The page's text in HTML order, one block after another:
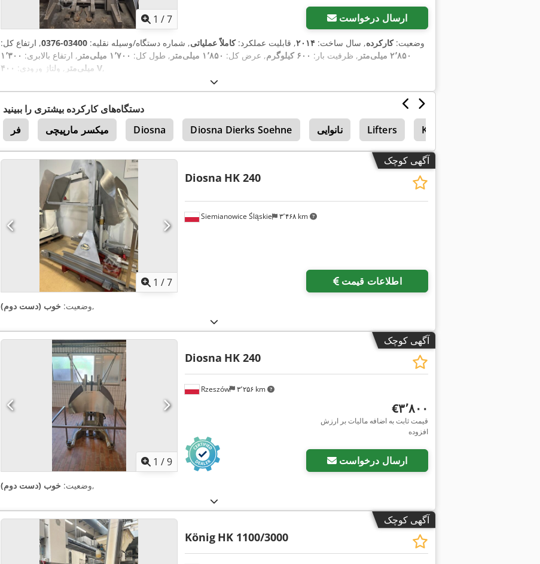
1 /7 ارسال درخواست
وضعیت:کارکرده, سال ساخت: ۲۰۱۴, قابلیت عملکرد:کاملاً عملیاتی, شماره دستگاه/وسیله نقلیه: 03400-0376
, ارتفاع کل:
۲٬۸۵۰ میلی‌متر
, ظرفیت بار: ۶۰۰ کیلوگرم , عرض کل: ۱٬۸۵۰ میلی‌متر , طول کل: ۱٬۷۰۰ میلی‌متر , ارتفاع بالابری: ۱٬۳۰۰
میلی‌متر , ولتاژ ورودی: ۴۰۰ V,
دستگاه‌های کارکرده بیشتری را ببینید
فر
میکسر مارپیچی Diosna Diosna Dierks Soehne نانوایی Lifters Kemper Champion 375
آگهی کوچک
1 /7
Siemianowice Śląskie ۳٬۴۶۸ km
Diosna HK 240
اطلاعات قیمت
وضعیت: خوب (دست دوم) ,
آگهی کوچک
1 /9
Rzeszów ۳٬۲۵۶ km
Diosna HK 240
‎€۳٬۸۰۰
قیمت ثابت به اضافه مالیات بر ارزش
افزوده
ارسال درخواست
وضعیت: خوب (دست دوم) ,
آگهی کوچک
König HK 1100/3000